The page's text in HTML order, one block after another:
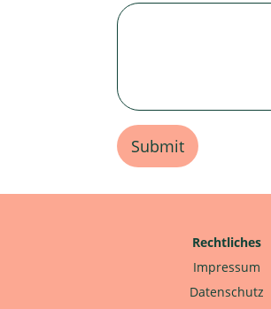
Submit
Rechtliches
Impressum
Datenschutz